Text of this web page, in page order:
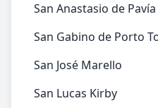
San Anastasio de Pavía
San Gabino de Porto
San José Marello
San Lucas Kirby